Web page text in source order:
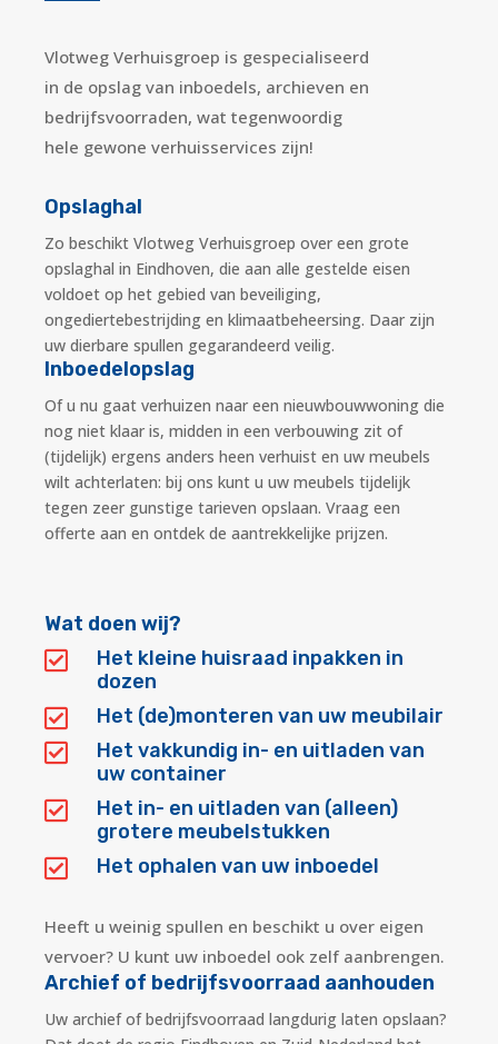
Vlotweg Verhuisgroep is gespecialiseerd
in de opslag van inboedels, archieven en
bedrijfsvoorraden, wat tegenwoordig
hele gewone verhuisservices zijn!
Opslaghal
Zo beschikt Vlotweg Verhuisgroep over een grote
opslaghal in Eindhoven, die aan alle gestelde eisen
voldoet op het gebied van beveiliging,
ongediertebestrijding en klimaatbeheersing. Daar zijn
uw dierbare spullen gegarandeerd veilig.
Inboedelopslag
Of u nu gaat verhuizen naar een nieuwbouwwoning die
nog niet klaar is, midden in een verbouwing zit of
(tijdelijk) ergens anders heen verhuist en uw meubels
wilt achterlaten: bij ons kunt u uw meubels tijdelijk
tegen zeer gunstige tarieven opslaan. Vraag een
offerte aan en ontdek de aantrekkelijke prijzen.
Wat doen wij?

Het kleine huisraad inpakken in
dozen
 Het (de)monteren van uw meubilair

Het vakkundig in- en uitladen van
uw container

Het in- en uitladen van (alleen)
grotere meubelstukken
 Het ophalen van uw inboedel
Heeft u weinig spullen en beschikt u over eigen
vervoer? U kunt uw inboedel ook zelf aanbrengen.
Archief of bedrijfsvoorraad aanhouden
Uw archief of bedrijfsvoorraad langdurig laten opslaan?